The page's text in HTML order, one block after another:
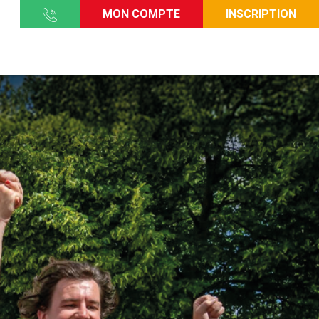
MON COMPTE INSCRIPTION